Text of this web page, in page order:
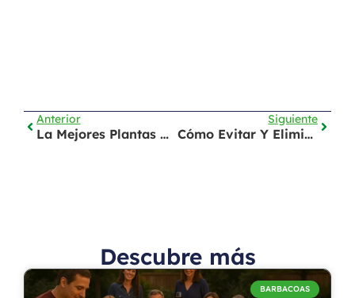
Anterior
La Mejores Plantas Aromáticas Para Tu Jardín
Siguiente
Cómo Evitar Y Eliminar El Pulgón De Tu Huerta
Descubre más
BARBACOAS